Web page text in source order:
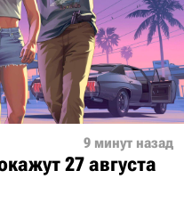
9 минут назад
27 августа